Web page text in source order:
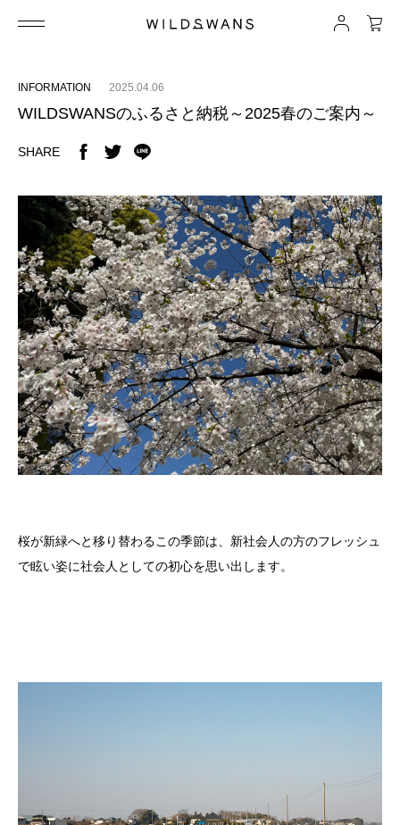
INFORMATION 2025.04.06
WILDSWANSのふるさと納税～2025春のご案内～
SHARE
桜が新緑へと移り替わるこの季節は、新社会人の方のフレッシュ
で眩い姿に社会人としての初心を思い出します。